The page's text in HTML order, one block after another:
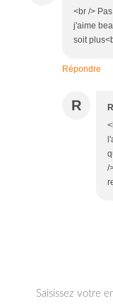
<br />
j'aime
soit
Répondre
R
/